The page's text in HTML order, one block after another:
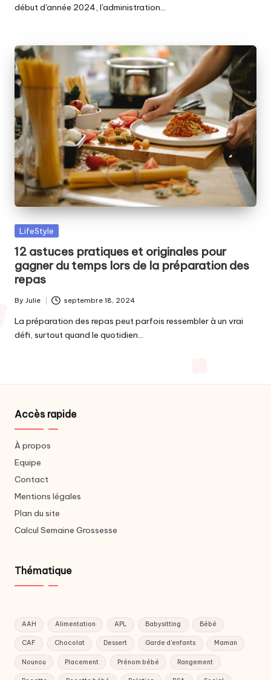
début d'année 2024, l'administration…
Posted
LifeStyle
12 astuces pratiques et originales pour
gagner du temps lors de la préparation des
repas
Posted
by
By Julie septembre 18, 2024
La préparation des repas peut parfois ressembler à un vrai
défi, surtout quand le quotidien…
Accès rapide
À propos
Equipe
Contact
Mentions légales
Plan du site
Calcul Semaine Grossesse
Thématique
AAH Alimentation APL Babysitting Bébé
CAF Chocolat Dessert Garde d'enfants Maman
Nounou Placement Prénom bébé Rangement